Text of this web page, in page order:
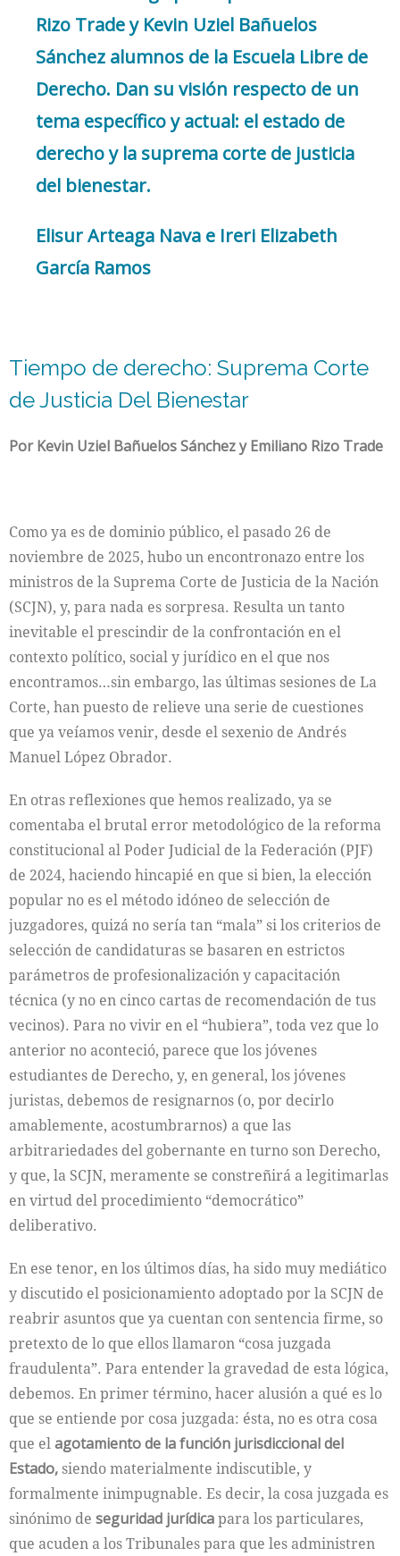
Rizo Trade y Kevin Uziel Bañuelos
Sánchez alumnos de la Escuela Libre de
Derecho. Dan su visión respecto de un
tema específico y actual: el estado de
derecho y la suprema corte de justicia
del bienestar.
Elisur Arteaga Nava e Ireri Elizabeth
García Ramos
Tiempo de derecho: Suprema Corte
de Justicia Del Bienestar
Por Kevin Uziel Bañuelos Sánchez y Emiliano Rizo Trade
Como ya es de dominio público, el pasado 26 de
noviembre de 2025, hubo un encontronazo entre los
ministros de la Suprema Corte de Justicia de la Nación
(SCJN), y, para nada es sorpresa. Resulta un tanto
inevitable el prescindir de la confrontación en el
contexto político, social y jurídico en el que nos
encontramos…sin embargo, las últimas sesiones de La
Corte, han puesto de relieve una serie de cuestiones
que ya veíamos venir, desde el sexenio de Andrés
Manuel López Obrador.
En otras reflexiones que hemos realizado, ya se
comentaba el brutal error metodológico de la reforma
constitucional al Poder Judicial de la Federación (PJF)
de 2024, haciendo hincapié en que si bien, la elección
popular no es el método idóneo de selección de
juzgadores, quizá no sería tan “mala” si los criterios de
selección de candidaturas se basaren en estrictos
parámetros de profesionalización y capacitación
técnica (y no en cinco cartas de recomendación de tus
vecinos). Para no vivir en el “hubiera”, toda vez que lo
anterior no aconteció, parece que los jóvenes
estudiantes de Derecho, y, en general, los jóvenes
juristas, debemos de resignarnos (o, por decirlo
amablemente, acostumbrarnos) a que las
arbitrariedades del gobernante en turno son Derecho,
y que, la SCJN, meramente se constreñirá a legitimarlas
en virtud del procedimiento “democrático”
deliberativo.
En ese tenor, en los últimos días, ha sido muy mediático
y discutido el posicionamiento adoptado por la SCJN de
reabrir asuntos que ya cuentan con sentencia firme, so
pretexto de lo que ellos llamaron “cosa juzgada
fraudulenta”. Para entender la gravedad de esta lógica,
debemos. En primer término, hacer alusión a qué es lo
que se entiende por cosa juzgada: ésta, no es otra cosa
que elagotamiento de la función jurisdiccional del
Estado,siendo materialmente indiscutible, y
formalmente inimpugnable. Es decir, la cosa juzgada es
sinónimo de seguridad jurídicapara los particulares,
que acuden a los Tribunales para que les administren